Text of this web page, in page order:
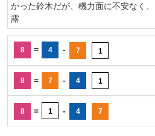
かった鈴木だが、機力面に不安なく
露
8 = 4 - 7 1
8 = 7 - 4 1
8 = 1 - 4 7